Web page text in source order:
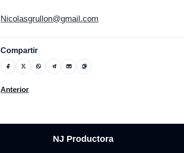
Nicolasgrullon@gmail.com
Compartir
Artículo anterior: Empleadas de Loteka exigen
Anterior
NJ Productora